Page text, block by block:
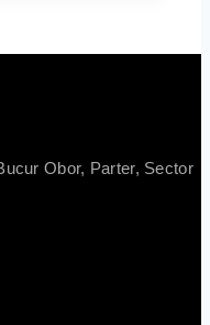
Obor, Parter, Sector